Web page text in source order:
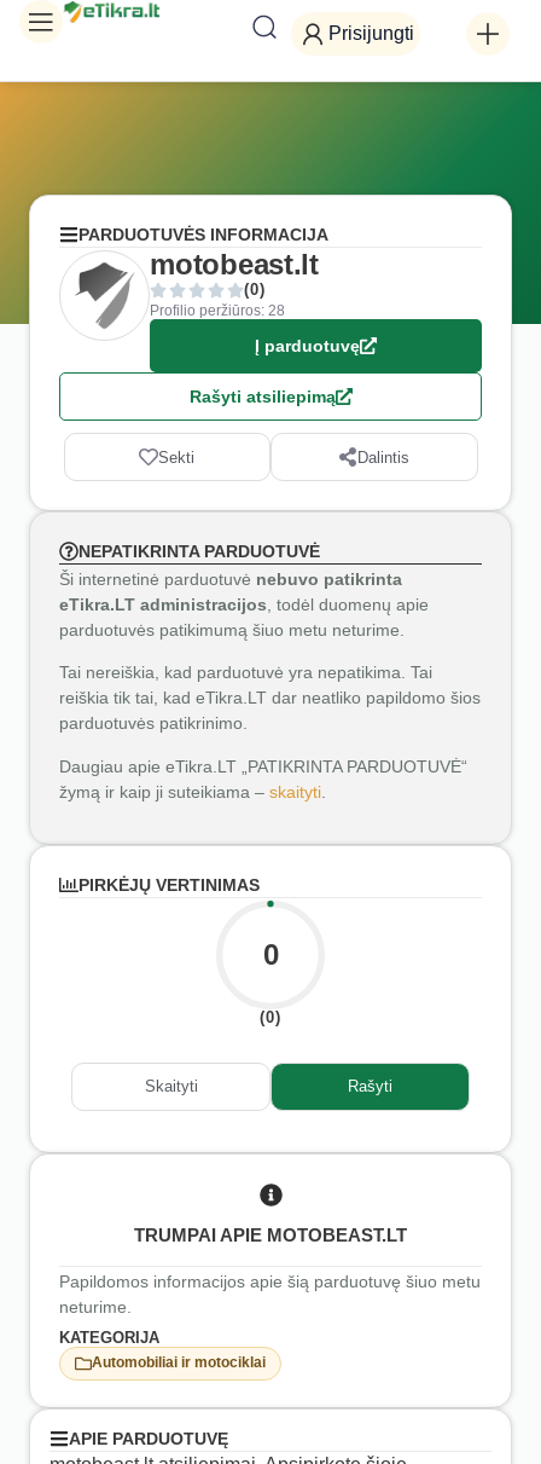
Prisijungti
PARDUOTUVĖS INFORMACIJA
motobeast.lt
(0)
Profilio peržiūros: 28
Į parduotuvę
Rašyti atsiliepimą
Sekti Dalintis
NEPATIKRINTA PARDUOTUVĖ
Ši internetinė parduotuvė nebuvo patikrinta
eTikra.LT administracijos , todėl duomenų apie
parduotuvės patikimumą šiuo metu neturime.
Tai nereiškia, kad parduotuvė yra nepatikima. Tai
reiškia tik tai, kad eTikra.LT dar neatliko papildomo šios
parduotuvės patikrinimo.
Daugiau apie eTikra.LT „PATIKRINTA PARDUOTUVĖ“
žymą ir kaip ji suteikiama – skaityti
PIRKĖJŲ VERTINIMAS
0
(0)
Skaityti Rašyti
TRUMPAI APIE MOTOBEAST.LT
Papildomos informacijos apie šią parduotuvę šiuo metu
neturime.
KATEGORIJA
Automobiliai ir motociklai
APIE PARDUOTUVĘ